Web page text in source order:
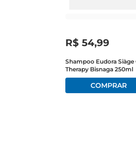
pentear e com um toque suave.
Sensação Refrescante
Ao utilizar o Shampoo Clear
sentirá uma agradável
R$ 54,99
Shampoo Eudora Siàge
Therapy Bisnaga 250ml